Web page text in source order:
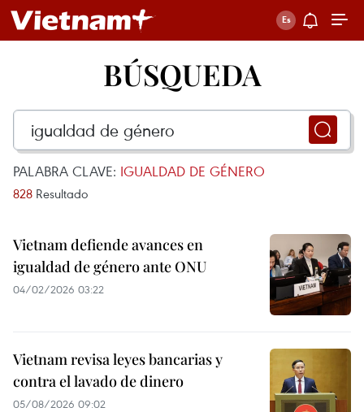
BÚSQUEDA
PALABRA CLAVE: IGUALDAD DE GÉNERO
828 Resultado
Vietnam defiende avances en
igualdad de género ante ONU
04/02/2026 03:22
Vietnam revisa leyes bancarias y
contra el lavado de dinero
05/08/2026 09:02